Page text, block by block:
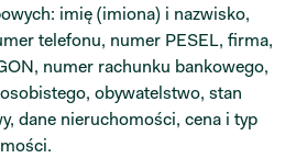
imię (imiona) i nazwisko,
telefonu, numer PESEL, firma,
numer rachunku bankowego,
obywatelstwo, stan
dane nieruchomości, cena i typ